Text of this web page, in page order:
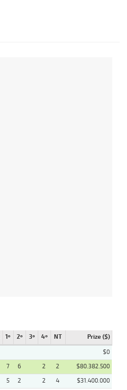
1º 2º 3º 4º NT Prize ($)
$0
7 6 2 2
$80.382.500
5 2 2 4
$31.400.000